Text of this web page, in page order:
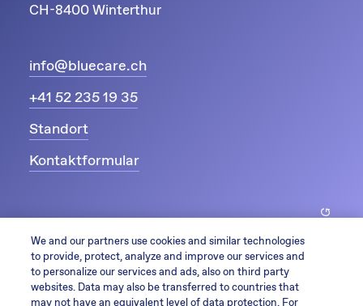
CH-8400 Winterthur
info@bluecare.ch
+41 52 235 19 35
Standort
Kontaktformular
We and our partners use cookies and similar technologies
to provide, protect, analyze and improve our services and
to personalize our services and ads, also on third party
websites. Data may also be transferred to countries that
may not have an equivalent level of data protection. For